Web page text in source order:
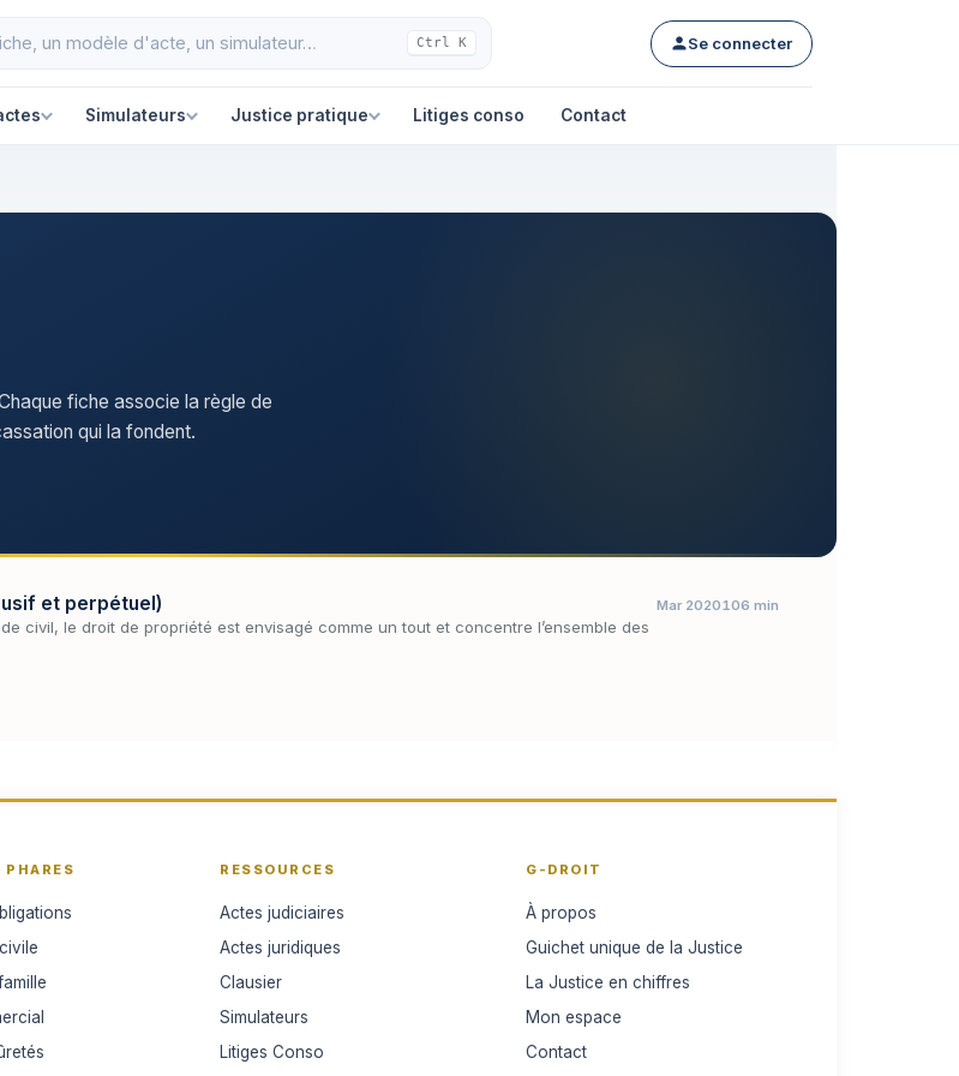
Ctrl K Se connecter
Simulateurs Justice pratique Litiges conso Contact
fiche associe la règle de
qui la fondent.
et perpétuel)
civil, le droit de propriété est envisagé comme un tout et concentre l’ensemble des
Mar 2020106 min
PHARES RESSOURCES
Actes judiciaires
Actes juridiques
Clausier
Simulateurs
Litiges Conso
G-DROIT
À propos
Guichet unique de la Justice
La Justice en chiffres
Mon espace
Contact